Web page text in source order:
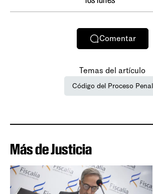
Comentar
Temas del artículo
Código del Proceso Penal
Más de Justicia